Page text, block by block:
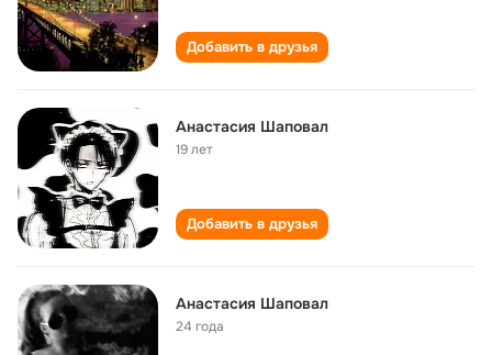
Добавить в друзья
Анастасия Шаповал
19 лет
Добавить в друзья
Анастасия Шаповал
24 года